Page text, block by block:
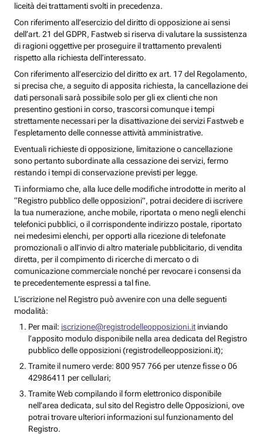
liceità dei trattamenti svolti in precedenza.
Con riferimento all’esercizio del diritto di opposizione ai sensi
dell’art. 21 del GDPR, Fastweb si riserva di valutare la sussistenza
di ragioni oggettive per proseguire il trattamento prevalenti
rispetto alla richiesta dell’interessato.
Con riferimento all’esercizio del diritto ex art. 17 del Regolamento,
si precisa che, a seguito di apposita richiesta, la cancellazione dei
dati personali sarà possibile solo per gli ex clienti che non
presentino gestioni in corso, trascorsi comunque i tempi
strettamente necessari per la disattivazione dei servizi Fastweb e
l’espletamento delle connesse attività amministrative.
Eventuali richieste di opposizione, limitazione o cancellazione
sono pertanto subordinate alla cessazione dei servizi, fermo
restando i tempi di conservazione previsti per legge.
Ti informiamo che, alla luce delle modifiche introdotte in merito al
“Registro pubblico delle opposizioni”, potrai decidere di iscrivere
la tua numerazione, anche mobile, riportata o meno negli elenchi
telefonici pubblici, o il corrispondente indirizzo postale, riportato
nei medesimi elenchi, per opporti alla ricezione di telefonate
promozionali o all’invio di altro materiale pubblicitario, di vendita
diretta, per il compimento di ricerche di mercato o di
comunicazione commerciale nonché per revocare i consensi da
te precedentemente espressi a tal fine.
L’iscrizione nel Registro può avvenire con una delle seguenti
modalità:
Per mail: iscrizione@registrodelleopposizioni.it inviando
l’apposito modulo disponibile nella area dedicata del Registro
pubblico delle opposizioni (registrodelleopposizioni.it);
Tramite il numero verde: 800 957 766 per utenze fisse o 06
42986411 per cellulari;
Tramite Web compilando il form elettronico disponibile
nell’area dedicata, sul sito del Registro delle Opposizioni, ove
potrai trovare ulteriori informazioni sul funzionamento del
Registro.